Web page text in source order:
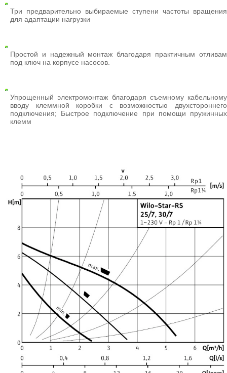
Три предварительно выбираемые ступени частоты вращения
для адаптации нагрузки
Простой и надежный монтаж благодаря практичным отливам
под ключ на корпусе насосов.
Упрощенный электромонтаж благодаря съемному кабельному
вводу клеммной коробки с возможностью двухстороннего
подключения; Быстрое подключение при помощи пружинных
клемм